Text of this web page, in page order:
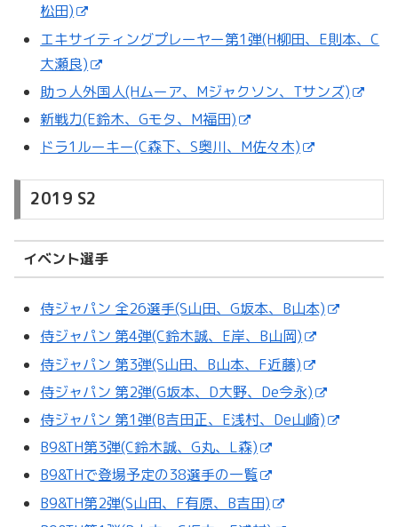
松田)
エキサイティングプレーヤー第1弾(H柳田、E則本、C
大瀬良)
助っ人外国人(Hムーア、Mジャクソン、Tサンズ)
新戦力(E鈴木、Gモタ、M福田)
ドラ1ルーキー(C森下、S奥川、M佐々木)
2019 S2
イベント選手
侍ジャパン 全26選手(S山田、G坂本、B山本)
侍ジャパン 第4弾(C鈴木誠、E岸、B山岡)
侍ジャパン 第3弾(S山田、B山本、F近藤)
侍ジャパン 第2弾(G坂本、D大野、De今永)
侍ジャパン 第1弾(B吉田正、E浅村、De山崎)
B9&TH第3弾(C鈴木誠、G丸、L森)
B9&THで登場予定の38選手の一覧
B9&TH第2弾(S山田、F有原、B吉田)